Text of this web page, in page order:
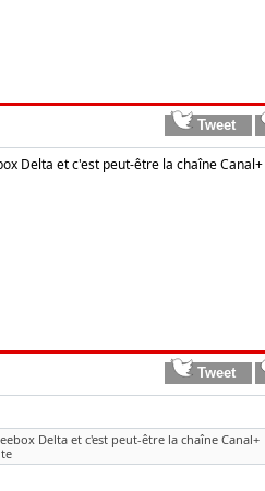
Delta et c'est peut-être la chaîne
Delta et c'est peut-être la chaîne Canal+